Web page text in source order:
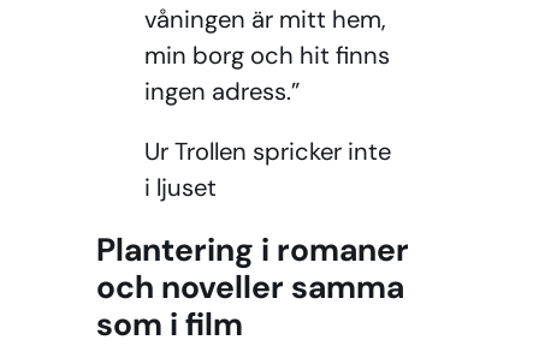
våningen är mitt hem,
min borg och hit finns
ingen adress.”
Ur Trollen spricker inte
i ljuset
Plantering i romaner
och noveller samma
som i film